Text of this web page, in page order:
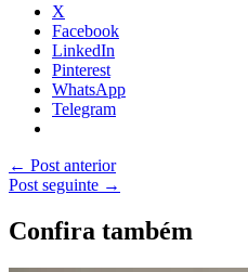
X
Facebook
LinkedIn
Pinterest
WhatsApp
Telegram
← Post anterior
Post seguinte →
Confira também